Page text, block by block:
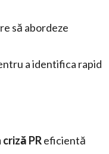
să abordeze
a identifica rapid
PReficientă